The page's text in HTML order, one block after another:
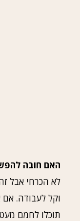
האם חובה
לא הכרחי אבל
וקל לעבודה. אם
תוכלו לחמם